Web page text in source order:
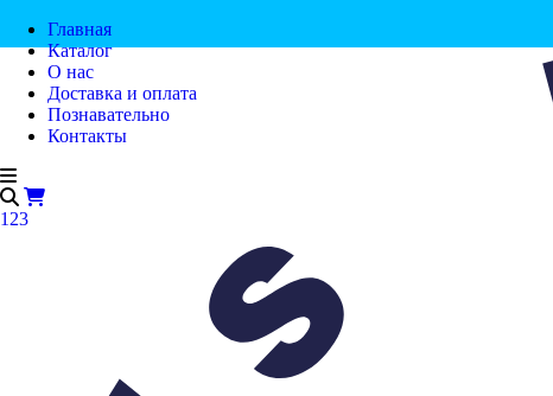
Главная
Каталог
О нас
Доставка и оплата
Познавательно
Контакты
123